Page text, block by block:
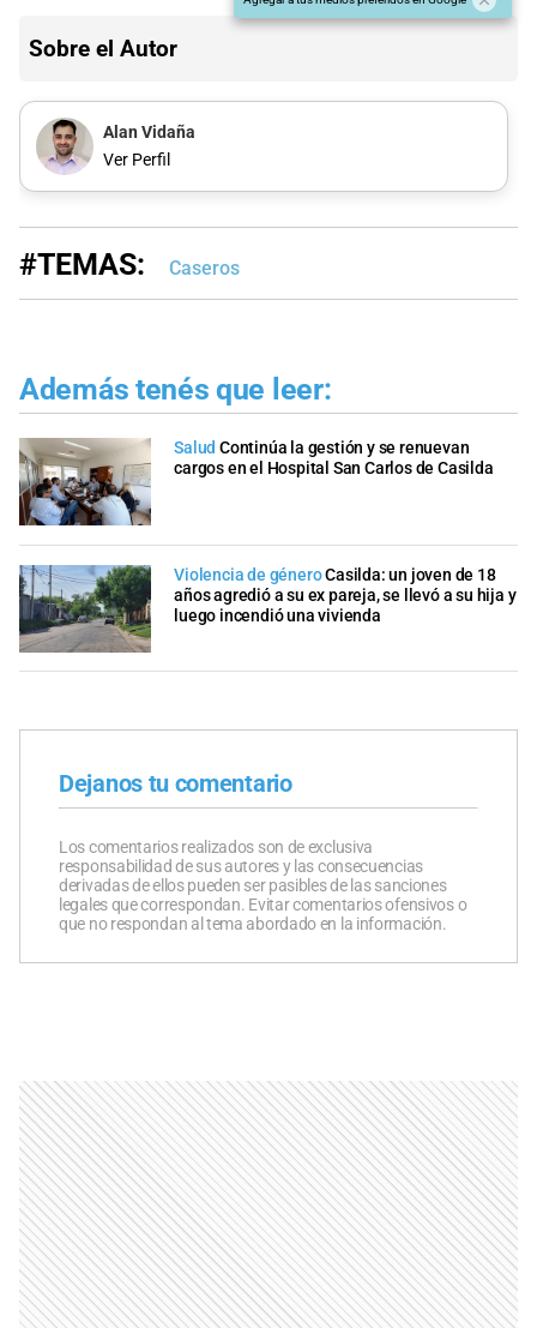
Sobre el Autor
Alan Vidaña
Ver Perfil
#TEMAS: Caseros
Además tenés que leer:
Salud Continúa la gestión y se renuevan
cargos en el Hospital San Carlos de Casilda
Violencia de géneroCasilda: un joven de 18
años agredió a su ex pareja, se llevó a su hija y
luego incendió una vivienda
Dejanos tu comentario
Los comentarios realizados son de exclusiva
responsabilidad de sus autores y las consecuencias
derivadas de ellos pueden ser pasibles de las sanciones
legales que correspondan. Evitar comentarios ofensivos o
que no respondan al tema abordado en la información.